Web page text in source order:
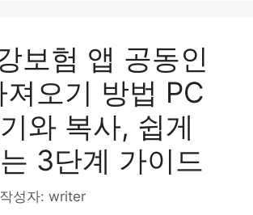
보험 앱 공동인
져오기 방법 PC
와 복사, 쉽게
3단계 가이드
작성자: writer